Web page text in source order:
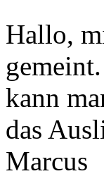
Hallo,
kann
das
Marcus